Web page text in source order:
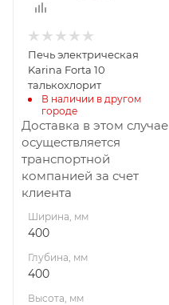
Масса камней, кг
Мощность, кВт
10
Печь электрическая
Karina Forta 10
талькохлорит
В наличии в другом
городе
Доставка в этом случае
осуществляется
транспортной
компанией за счет
клиента
Ширина, мм
400
Глубина, мм
400
Высота, мм